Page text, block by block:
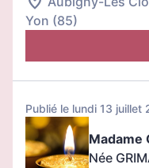
Yon (85)
Publié le lundi 13 juillet
Madame
Née